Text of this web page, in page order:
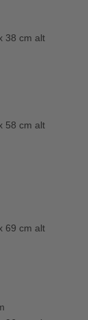
38 cm alt
58 cm alt
69 cm alt